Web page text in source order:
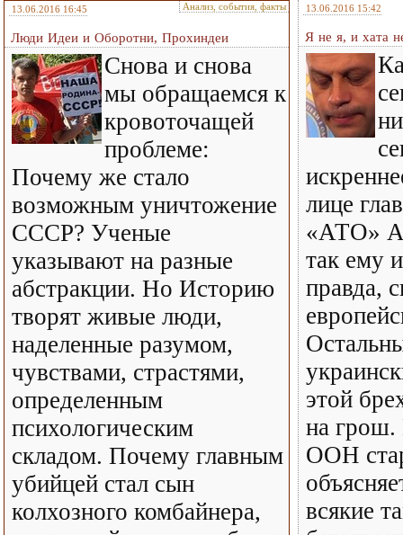
13.06.2016 16:45 Анализ, события, факты
Люди Идеи и Оборотни, Прохиндеи
Снова и снова
мы обращаемся к
кровоточащей
проблеме:
Почему же стало
возможным уничтожение
СССР? Ученые
указывают на разные
абстракции. Но Историю
творят живые люди,
наделенные разумом,
чувствами, страстями,
определенным
психологическим
складом. Почему главным
убийцей стал сын
колхозного комбайнера,
13.06.2016 15:42
Я не я, и хата
лице
«АТО»
так ему
правда,
этой
на грош.
ООН
всякие